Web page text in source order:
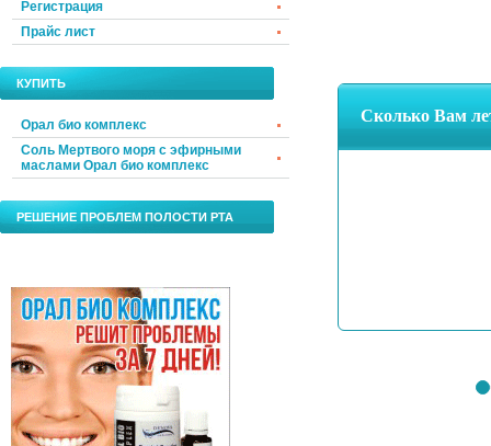
Регистрация
Прайс лист
КУПИТЬ
Орал био комплекс
Соль Мертвого моря с эфирными
маслами Орал био комплекс
РЕШЕНИЕ ПРОБЛЕМ ПОЛОСТИ РТА